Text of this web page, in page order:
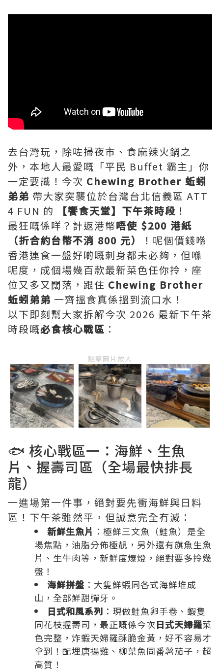
去台灣玩，除咗掃夜市、食麻辣火鍋之
外，本地人最愛嘅「平民 Buffet 霸主」你
一定要識！今次 Chewing Brother 蚯蚓
弟弟 帶大家突襲位於台灣台北信義區 ATT
4 FUN 的
【饗食天堂】下午茶時段 ！
最狂嘅係咩？計返港幣唔使 $200 港紙
（折合約台幣不消 800 元）
！呢個價錢喺
香港連食一盤好啲嘅刺身都未必夠，但喺
呢度，成個場幾百款最新菜色任你拎，座
位又多又闊落，跟住 Chewing Brother
蚯蚓弟弟 一齊搵食真係搵到流口水！
以下即刻幫大家拆解今次 2026 最新下午茶
時段嘅必食核心戰區 ：
點擊圖片放大
🐟 核心戰區一：海鮮、生魚
片、握壽司區（全場最快排長
龍）
一進場第一件事，絕對要先衝海鮮與日料
區！下午茶雖然平，但誠意完全冇減：
新鮮生魚片 ：極鮮三文魚（鮭魚）是全
場焦點，油脂分佈極靚，另外還有旗魚生魚
片、生牛肉等，新鮮度爆燈，絕對要多拎幾
盤！
海鮮拼盤 ：大隻鮮蝦同各式海鮮堆成
山，全部鮮甜彈牙。
日式和風系列 ：現做鮭魚卵手卷、蝦隻
同花枝握壽司，最正嘅係今次日式天婦羅菜
色完整，炸蝦天婦羅酥脆金黃，好不容易才
拿到！配埋唐揚雞、柳葉魚同番薯茄子，超
高質！